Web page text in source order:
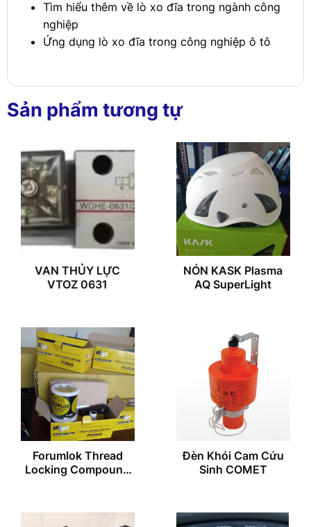
Tìm hiểu thêm về lò xo đĩa trong ngành công
nghiệp
Ứng dụng lò xo đĩa trong công nghiệp ô tô
Sản phẩm tương tự
VAN THỦY LỰC
VTOZ 0631
NÓN KASK Plasma
AQ SuperLight
Forumlok Thread
Locking Compound
Đèn Khói Cam Cứu
Sinh COMET